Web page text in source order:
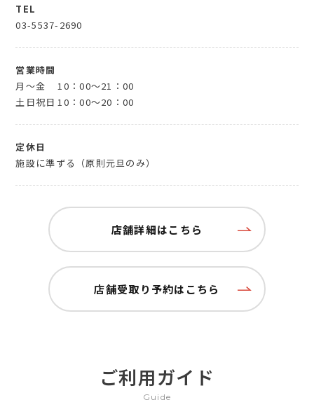
TEL
03-5537-2690
営業時間
月～金
10：00～21：00
土日祝日 10：00～20：00
定休日
施設に準ずる（原則元旦のみ）
店舗詳細はこちら
店舗受取り予約はこちら
ご利用ガイド
Guide